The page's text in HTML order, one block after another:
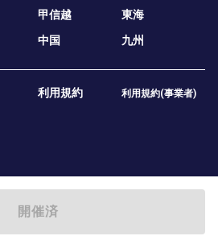
開催済
甲信越
東海
中国 九州
利用規約 利用規約(事業者)